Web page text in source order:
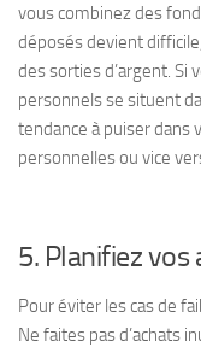
vous combinez des
déposés devient
des sorties d’argent. Si
personnels se situent
tendance à puiser dans
personnelles ou vice
5. Planifiez vos
Pour éviter les cas de
Ne faites pas d’achats